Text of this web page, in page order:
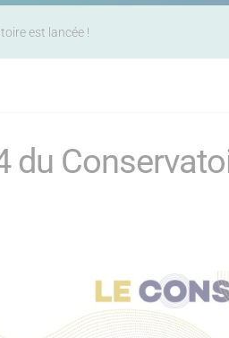
est lancée !
du